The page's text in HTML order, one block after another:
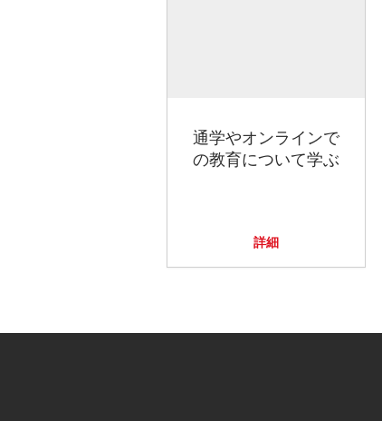
通学やオンラインで
の教育について学ぶ
詳細